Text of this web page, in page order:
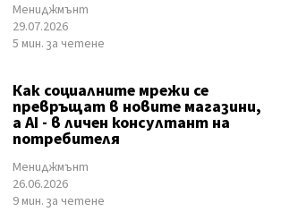
Мениджмънт
29.07.2026
5 мин. за четене
Как социалните мрежи се
превръщат в новите магазини,
а AI - в личен консултант на
потребителя
Мениджмънт
26.06.2026
9 мин. за четене